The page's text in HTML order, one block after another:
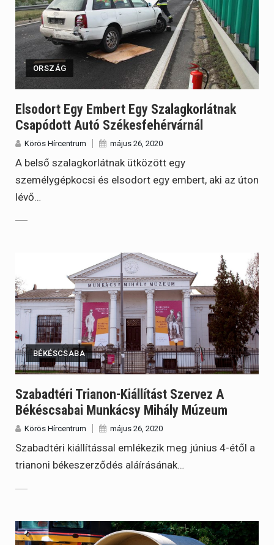
ORSZÁG
Elsodort Egy Embert Egy Szalagkorlátnak
Csapódott Autó Székesfehérvárnál
Körös Hírcentrum május 26, 2020
A belső szalagkorlátnak ütközött egy
személygépkocsi és elsodort egy embert, aki az úton
lévő…
BÉKÉSCSABA
Szabadtéri Trianon-Kiállítást Szervez A
Békéscsabai Munkácsy Mihály Múzeum
Körös Hírcentrum május 26, 2020
Szabadtéri kiállítással emlékezik meg június 4-étől a
trianoni békeszerződés aláírásának…